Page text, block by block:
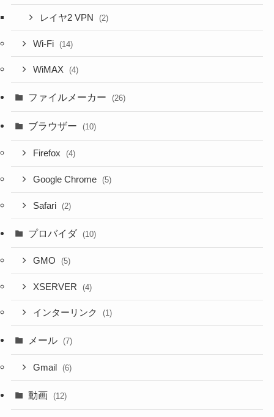
レイヤ2 VPN (2)
Wi-Fi (14)
WiMAX (4)
ファイルメーカー (26)
ブラウザー (10)
Firefox (4)
Google Chrome (5)
Safari (2)
プロバイダ (10)
GMO (5)
XSERVER (4)
インターリンク (1)
メール (7)
Gmail (6)
動画 (12)